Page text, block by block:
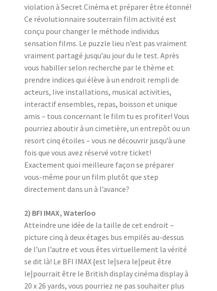
violation à Secret Cinéma et préparer être étonné!
Ce révolutionnaire souterrain film activité est
conçu pour changer le méthode individus
sensation films. Le puzzle lieu n’est pas vraiment
vraiment partagé jusqu’au jour du le test. Après
vous habiller selon recherche par le thème et
prendre indices qui élève à un endroit rempli de
acteurs, live installations, musical activities,
interactif ensembles, repas, boisson et unique
amis – tous concernant le film tu es profiter! Vous
pourriez aboutir à un cimetière, un entrepôt ou un
resort cinq étoiles – vous ne découvrir jusqu’à une
fois que vous avez réservé votre ticket!
Exactement quoi meilleure façon se préparer
vous-même pour un film plutôt que step
directement dans un à l’avance?
2) BFI IMAX, Waterloo
Atteindre une idée de la taille de cet endroit –
picture cinq à deux étages bus empilés au-dessus
de l’un l’autre et vous êtes virtuellement la vérité
se dit là! Le BFI IMAX {est le|sera le|peut être
le|pourrait être le British display cinéma display à
20 x 26 yards, vous pourriez ne pas souhaiter plus